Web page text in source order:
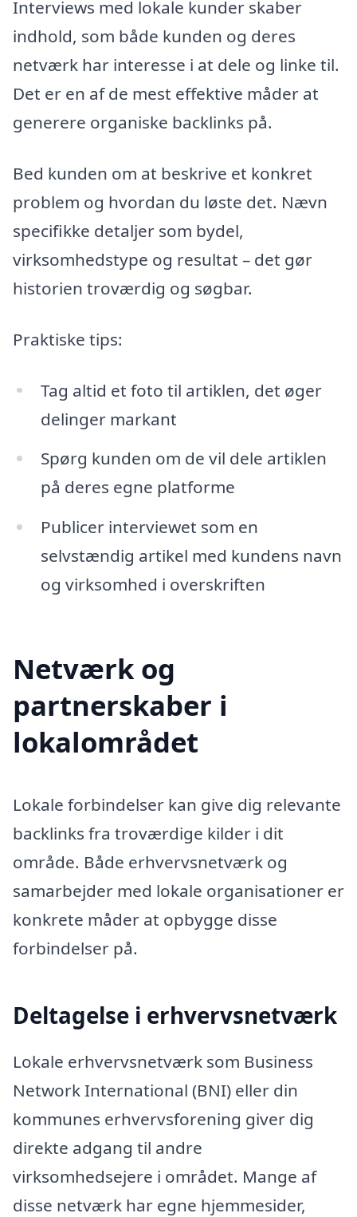
Interviews med lokale kunder skaber
indhold, som både kunden og deres
netværk har interesse i at dele og linke til.
Det er en af de mest effektive måder at
generere organiske backlinks på.
Bed kunden om at beskrive et konkret
problem og hvordan du løste det. Nævn
specifikke detaljer som bydel,
virksomhedstype og resultat – det gør
historien troværdig og søgbar.
Praktiske tips:
Tag altid et foto til artiklen, det øger
delinger markant
Spørg kunden om de vil dele artiklen
på deres egne platforme
Publicer interviewet som en
selvstændig artikel med kundens navn
og virksomhed i overskriften
Netværk og
partnerskaber i
lokalområdet
Lokale forbindelser kan give dig relevante
backlinks fra troværdige kilder i dit
område. Både erhvervsnetværk og
samarbejder med lokale organisationer er
konkrete måder at opbygge disse
forbindelser på.
Deltagelse i erhvervsnetværk
Lokale erhvervsnetværk som Business
Network International (BNI) eller din
kommunes erhvervsforening giver dig
direkte adgang til andre
virksomhedsejere i området. Mange af
disse netværk har egne hjemmesider,